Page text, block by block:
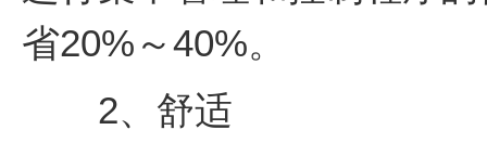
省20%～40%。
2、舒适